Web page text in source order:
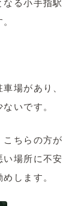
なる小手指駅
場があり、
いです。
こちらの方が
場所に不安
します。